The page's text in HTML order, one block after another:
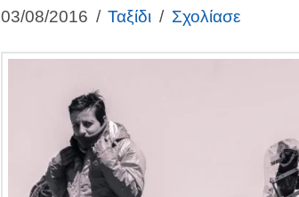
03/08/2016 Ταξίδι Σχολίασε